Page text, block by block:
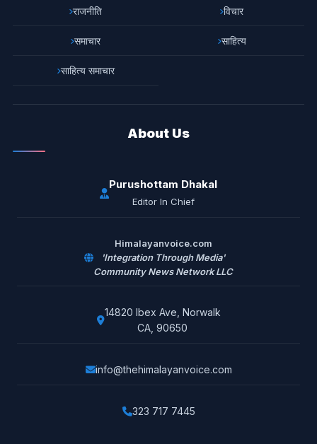
राजनीति विचार
समाचार साहित्य
साहित्य समाचार
About Us
Purushottam Dhakal
Editor In Chief
Himalayanvoice.com
'Integration Through Media'
Community News Network LLC
14820 Ibex Ave, Norwalk
CA, 90650
info@thehimalayanvoice.com
323 717 7445